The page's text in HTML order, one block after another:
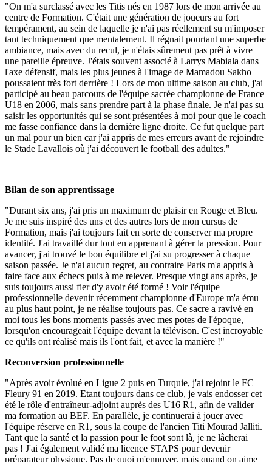
"On m'a surclassé avec les Titis nés en 1987 lors de mon arrivée au
centre de Formation. C'était une génération de joueurs au fort
tempérament, au sein de laquelle je n'ai pas réellement su m'imposer
tant techniquement que mentalement. Il régnait pourtant une superbe
ambiance, mais avec du recul, je n'étais sûrement pas prêt à vivre
une pareille épreuve. J'étais souvent associé à Larrys Mabiala dans
l'axe défensif, mais les plus jeunes à l'image de Mamadou Sakho
poussaient très fort derrière ! Lors de mon ultime saison au club, j'ai
participé au beau parcours de l'équipe sacrée championne de France
U18 en 2006, mais sans prendre part à la phase finale. Je n'ai pas su
saisir les opportunités qui se sont présentées à moi pour que le coach
me fasse confiance dans la dernière ligne droite. Ce fut quelque part
un mal pour un bien car j'ai appris de mes erreurs avant de rejoindre
le Stade Lavallois où j'ai découvert le football des adultes."
Bilan de son apprentissage
"Durant six ans, j'ai pris un maximum de plaisir en Rouge et Bleu.
Je me suis inspiré des uns et des autres lors de mon cursus de
Formation, mais j'ai toujours fait en sorte de conserver ma propre
identité. J'ai travaillé dur tout en apprenant à gérer la pression. Pour
avancer, j'ai trouvé le bon équilibre et j'ai su progresser à chaque
saison passée. Je n'ai aucun regret, au contraire Paris m'a appris à
faire face aux échecs puis à me relever. Presque vingt ans après, je
suis toujours aussi fier d'y avoir été formé ! Voir l'équipe
professionnelle devenir récemment championne d'Europe m'a ému
au plus haut point, je ne réalise toujours pas. Ce sacre a ravivé en
moi tous les bons moments passés avec mes potes de l'époque,
lorsqu'on encourageait l'équipe devant la télévison. C'est incroyable
ce qu'ils ont réalisé mais ils l'ont fait, et avec la manière !"
Reconversion professionnelle
"Après avoir évolué en Ligue 2 puis en Turquie, j'ai rejoint le FC
Fleury 91 en 2019. Etant toujours dans ce club, je vais endosser cet
été le rôle d'entraîneur-adjoint auprès des U16 R1, afin de valider
ma formation au BEF. En parallèle, je continuerai à jouer avec
l'équipe réserve en R1, sous la coupe de l'ancien Titi Mourad Jalliti.
Tant que la santé et la passion pour le foot sont là, je ne lâcherai
pas ! J'ai également validé ma licence STAPS pour devenir
préparateur physique. Pas de quoi m'ennuyer, mais quand on aime